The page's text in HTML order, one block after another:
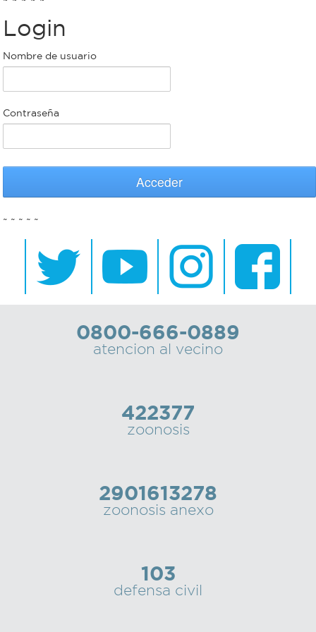
Bromatología
Rentas
Municipal
bondi
Recorrido
colectivos
Recarga
Personal
municipal
Login
Nombre de usuario
Contraseña
Acceder
~ ~ ~ ~ ~
0800-666-0889
atencion al vecino
422377
zoonosis
2901613278
zoonosis anexo
103
defensa civil